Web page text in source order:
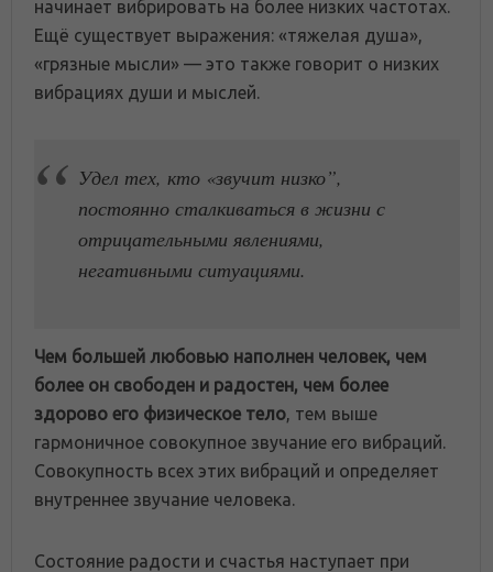
начинает вибрировать на более низких частотах.
Ещё существует выражения: «тяжелая душа»,
«грязные мысли» — это также говорит о низких
вибрациях души и мыслей.
Удел тех, кто «звучит низко”,
постоянно сталкиваться в жизни с
отрицательными явлениями,
негативными ситуациями.
Чем большей любовью наполнен человек, чем
более он свободен и радостен, чем более
здорово его физическое тело, тем выше
гармоничное совокупное звучание его вибраций.
Совокупность всех этих вибраций и определяет
внутреннее звучание человека.
Состояние радости и счастья наступает при